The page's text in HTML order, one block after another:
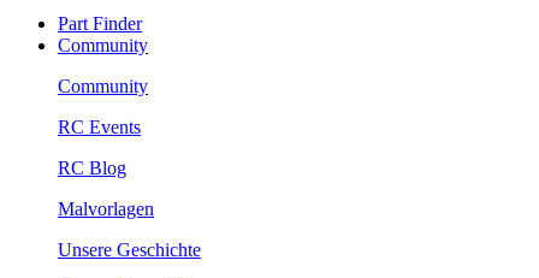
Part Finder
Community
Community
RC Events
RC Blog
Malvorlagen
Unsere Geschichte